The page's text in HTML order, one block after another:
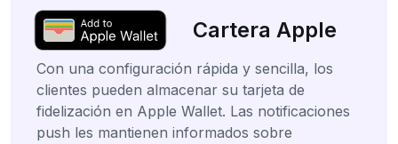
Cartera Apple
Con una configuración rápida y sencilla, los
clientes pueden almacenar su tarjeta de
fidelización en Apple Wallet. Las notificaciones
push les mantienen informados sobre